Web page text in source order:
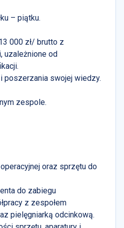
– piątku.
000 zł/ brutto z
uzależnione od
swojej wiedzy.
zespole.
oraz sprzętu do
do zabiegu
z zespołem
pielęgniarką odcinkową.